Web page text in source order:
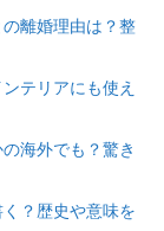
離婚理由は？整
テリアにも使え
海外でも？驚き
？歴史や意味を